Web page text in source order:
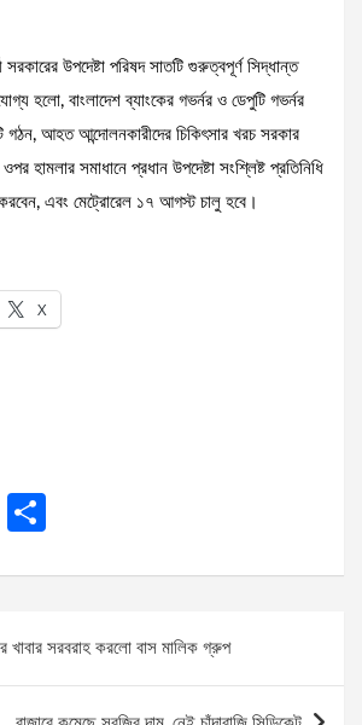
সরকারের উপদেষ্টা পরিষদ সাতটি গুরুত্বপূর্ণ সিদ্ধান্ত
হলো, বাংলাদেশ ব্যাংকের গভর্নর ও ডেপুটি গভর্নর
গঠন, আহত আন্দোলনকারীদের চিকিৎসার খরচ সরকার
হামলার সমাধানে প্রধান উপদেষ্টা সংশ্লিষ্ট প্রতিনিধি
এবং মেট্রোরেল ১৭ আগস্ট চালু হবে।
X
W
p
ar
খাবার সরবরাহ করলো বাস মালিক গ্রুপ